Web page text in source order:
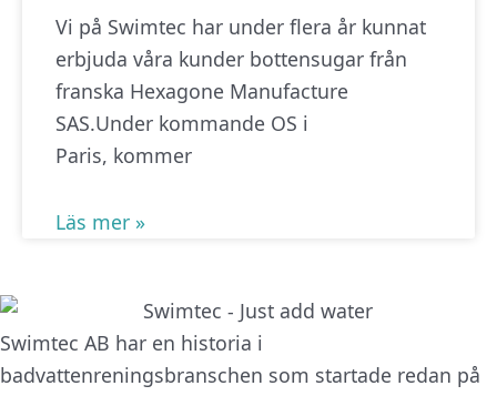
Vi på Swimtec har under flera år kunnat
erbjuda våra kunder bottensugar från
franska Hexagone Manufacture
SAS.Under kommande OS i
Paris, kommer
Läs mer »
Swimtec AB har en historia i
badvattenreningsbranschen som startade redan på